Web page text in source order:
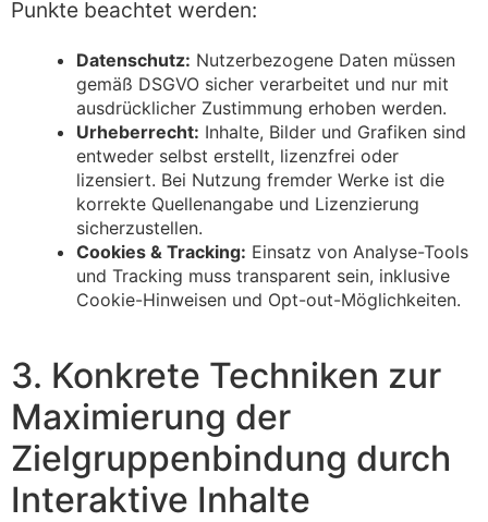
Punkte beachtet werden:
Datenschutz: Nutzerbezogene Daten müssen
gemäß DSGVO sicher verarbeitet und nur mit
ausdrücklicher Zustimmung erhoben werden.
Urheberrecht: Inhalte, Bilder und Grafiken sind
entweder selbst erstellt, lizenzfrei oder
lizensiert. Bei Nutzung fremder Werke ist die
korrekte Quellenangabe und Lizenzierung
sicherzustellen.
Cookies & Tracking: Einsatz von Analyse-Tools
und Tracking muss transparent sein, inklusive
Cookie-Hinweisen und Opt-out-Möglichkeiten.
3. Konkrete Techniken zur
Maximierung der
Zielgruppenbindung durch
Interaktive Inhalte